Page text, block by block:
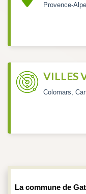
Provence-
VILLES
Colomars,